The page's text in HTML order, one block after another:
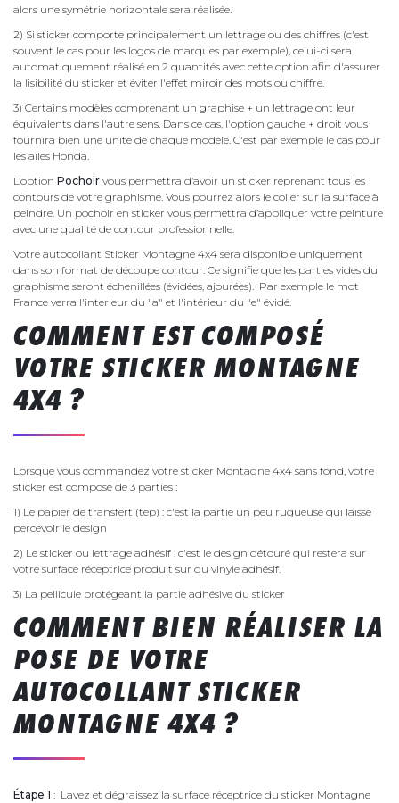
alors une symétrie horizontale sera réalisée.
2) Si sticker comporte principalement un lettrage ou des chiffres (c'est
souvent le cas pour les logos de marques par exemple), celui-ci sera
automatiquement réalisé en 2 quantités avec cette option afin d'assurer
la lisibilité du sticker et éviter l'effet miroir des mots ou chiffre.
3) Certains modèles comprenant un graphise + un lettrage ont leur
équivalents dans l'autre sens. Dans ce cas, l'option gauche + droit vous
fournira bien une unité de chaque modèle. C'est par exemple le cas pour
les ailes Honda.
L’option Pochoir vous permettra d’avoir un sticker reprenant tous les
contours de votre graphisme. Vous pourrez alors le coller sur la surface à
peindre. Un pochoir en sticker vous permettra d’appliquer votre peinture
avec une qualité de contour professionnelle.
Votre autocollant Sticker Montagne 4x4 sera disponible uniquement
dans son format de découpe contour. Ce signifie que les parties vides du
graphisme seront échenillées (évidées, ajourées). Par exemple le mot
France verra l'interieur du "a" et l'intérieur du "e" évidé.
COMMENT EST COMPOSÉ
VOTRE STICKER MONTAGNE
4X4 ?
Lorsque vous commandez votre sticker Montagne 4x4 sans fond, votre
sticker est composé de 3 parties :
1) Le papier de transfert (tep) : c'est la partie un peu rugueuse qui laisse
percevoir le design
2) Le sticker ou lettrage adhésif : c'est le design détouré qui restera sur
votre surface réceptrice produit sur du vinyle adhésif.
3) La pellicule protégeant la partie adhésive du sticker
COMMENT BIEN RÉALISER LA
POSE DE VOTRE
AUTOCOLLANT STICKER
MONTAGNE 4X4 ?
Étape 1 : Lavez et dégraissez la surface réceptrice du sticker Montagne